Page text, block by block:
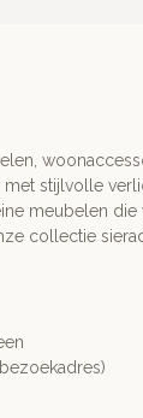
stijlvolle
meubelen die
collectie